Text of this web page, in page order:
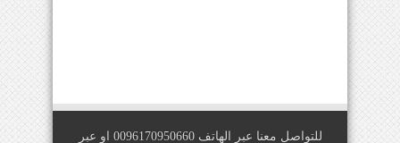
للتواصل معنا عبر الهاتف 0096170950660 او عبر